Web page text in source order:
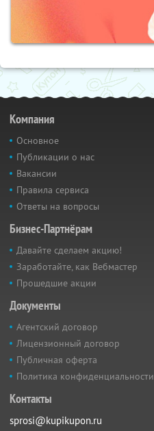
Компания
Основное
Публикации о нас
Вакансии
Правила сервиса
Ответы на вопросы
Бизнес-Партнёрам
Давайте сделаем акцию!
Заработайте, как Вебмастер
Прошедшие акции
Документы
Агентский договор
Лицензионный договор
Публичная оферта
Политика конфиденциальности
Контакты
sprosi@kupikupon.ru